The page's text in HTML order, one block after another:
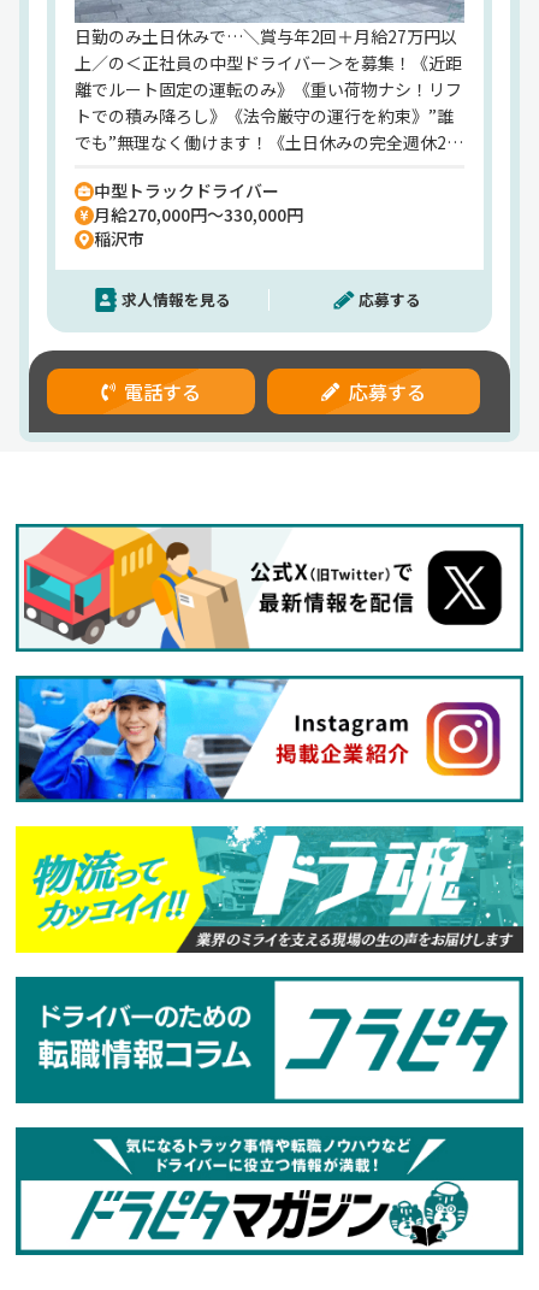
日勤のみ土日休みで…＼賞与年2回＋月給27万円以
上／の＜正社員の中型ドライバー＞を募集！《近距
離でルート固定の運転のみ》《重い荷物ナシ！リフ
トでの積み降ろし》《法令厳守の運行を約束》”誰
でも”無理なく働けます！《土日休みの完全週休2日
タに…》稲沢市はもちろん、清須市、北名古屋市、
岩倉市、一宮市、大治町、あま市、津島市、愛西
市、名古屋市からアクセス抜群！《研修時も条
件”ずっと”変わらず》入社してスグに正社員と同じ
給与・条件で働き始められます♪
中型トラックドライバー
月給270,000円～330,000円
稲沢市
求人情報を見る 応募する
電話する 応募する